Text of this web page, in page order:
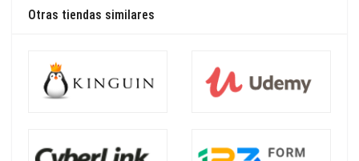
Otras tiendas similares